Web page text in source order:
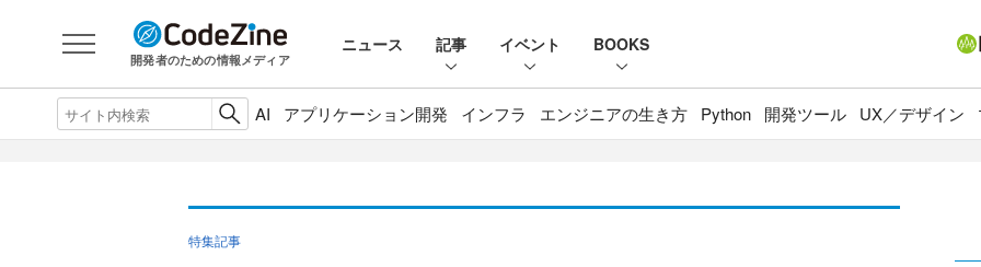
開発者のための情報メディア
ニュース 記事 イベント BOOKS
AI アプリケーション開発 インフラ エンジニアの生き方 Python 開発ツール UX／デザイン
特集記事